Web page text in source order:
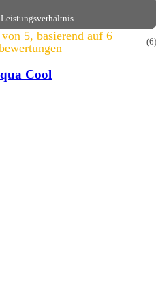
5, basierend auf 6
(6)
Cool